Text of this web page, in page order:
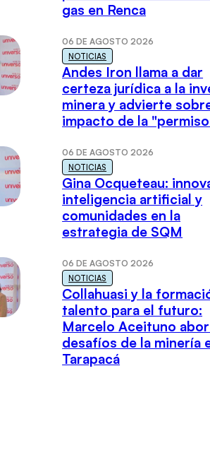
gas en Renca
06 DE AGOSTO 2026
NOTICIAS
Andes Iron llama a dar
certeza jurídica a la
minera y advierte
impacto de la
06 DE AGOSTO 2026
NOTICIAS
Gina Ocqueteau:
inteligencia artificial y
comunidades en la
estrategia de SQM
06 DE AGOSTO 2026
NOTICIAS
Collahuasi y la
talento para el futuro:
Marcelo Aceituno
desafíos de la minería
Tarapacá